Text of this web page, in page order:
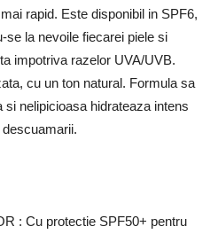
rapid. Este disponibil in SPF6,
se la nevoile fiecarei piele si
impotriva razelor UVA/UVB.
cu un ton natural. Formula sa
nelipicioasa hidrateaza intens
: Cu protectie SPF50+ pentru